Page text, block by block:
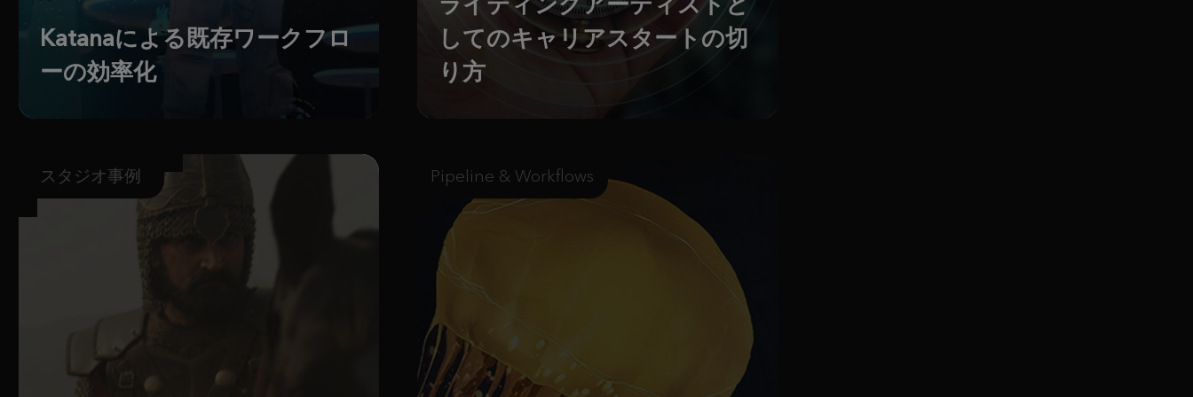
Katanaによる既存ワークフロ
ーの効率化
してのキャリアスタートの切
り方
スタジオ事例 Pipeline & Workflows